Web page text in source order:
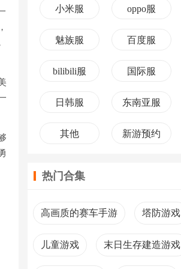
小米服 oppo服
魅族服 百度服
bilibili服 国际服
日韩服 东南亚服
其他 新游预约
热门合集
高画质的赛车手游 塔防游戏
儿童游戏 末日生存建造游戏